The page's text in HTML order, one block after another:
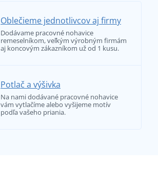
Oblečieme jednotlivcov aj firmy
Dodávame pracovné nohavice
remeselníkom, veľkým výrobným firmám
aj koncovým zákazníkom už od 1 kusu.
Potlač a výšivka
Na nami dodávané pracovné nohavice
vám vytlačíme alebo vyšijeme motív
podľa vašeho priania.